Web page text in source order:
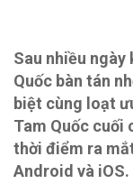
Sau nhiều
Quốc bàn tán
biệt cùng loạt
Tam Quốc cuối
thời điểm ra
Android và iOS.